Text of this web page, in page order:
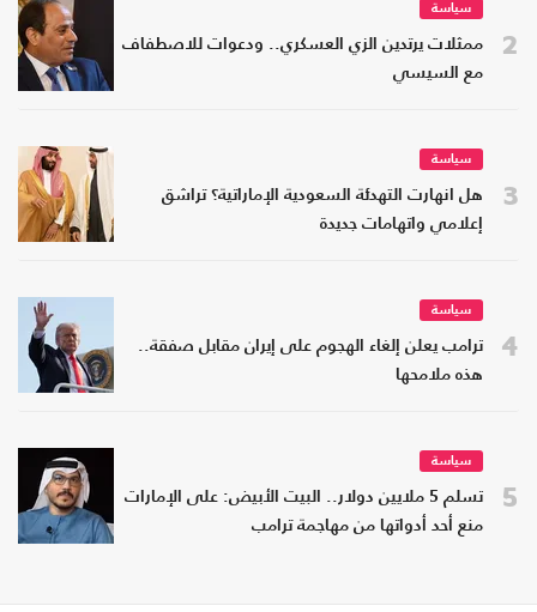
2
سياسة
ممثلات يرتدين الزي العسكري.. ودعوات للاصطفاف
مع السيسي
3
سياسة
هل انهارت التهدئة السعودية الإماراتية؟ تراشق
إعلامي واتهامات جديدة
4
سياسة
ترامب يعلن إلغاء الهجوم على إيران مقابل صفقة..
هذه ملامحها
5
سياسة
تسلم 5 ملايين دولار.. البيت الأبيض: على الإمارات
منع أحد أدواتها من مهاجمة ترامب